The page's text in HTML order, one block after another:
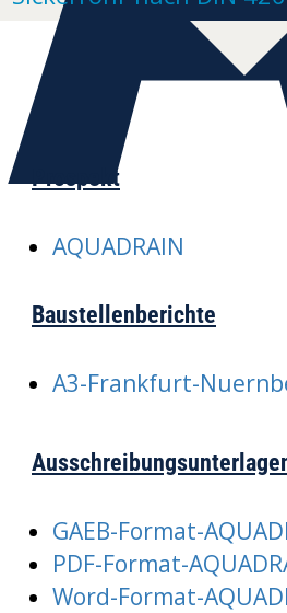
Prospekt
AQUADRAIN
Baustellenberichte
A3-Frankfurt-
GAEB-Format-
PDF-Format-
Word-Format-